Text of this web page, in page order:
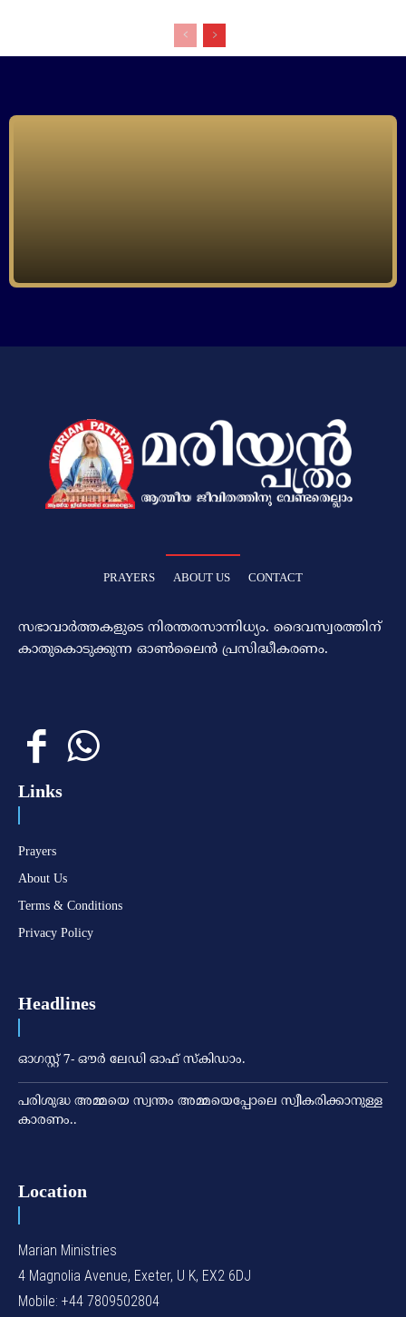
PRAYERS ABOUT US CONTACT
സഭാവാര്‍ത്തകളുടെ നിരന്തരസാന്നിധ്യം. ദൈവസ്വരത്തിന്‌
കാതുകൊടുക്കുന്ന ഓണ്‍ലൈന്‍ പ്രസിദ്ധീകരണം.
Links
Prayers
About Us
Terms & Conditions
Privacy Policy
Headlines
ഓഗസ്റ്റ് 7- ഔര്‍ ലേഡി ഓഫ് സ്‌കിഡാം.
പരിശുദ്ധ അമ്മയെ സ്വന്തം അമ്മയെപ്പോലെ സ്വീകരിക്കാനുള്ള
കാരണം..
Location
Marian Ministries
4 Magnolia Avenue, Exeter, U K, EX2 6DJ
Mobile: +44 7809502804